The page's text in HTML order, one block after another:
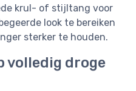
krul- of stijltang voor
look te bereiken
sterker te houden.
volledig droge